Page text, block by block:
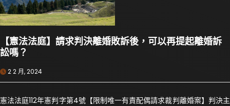
【憲法法庭】請求判決離婚敗訴後，可以再提起離婚訴
訟嗎？
2 2 月, 2024
憲法法庭112年憲判字第4號【限制唯一有責配偶請求裁判離婚案】判決主